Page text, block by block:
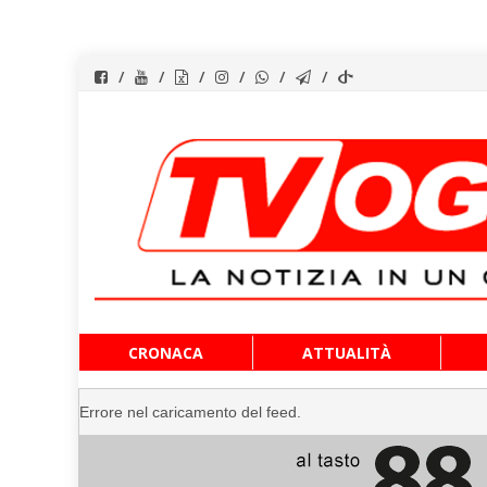
al
contenuto
CRONACA ATTUALITÀ
Errore nel caricamento del feed.